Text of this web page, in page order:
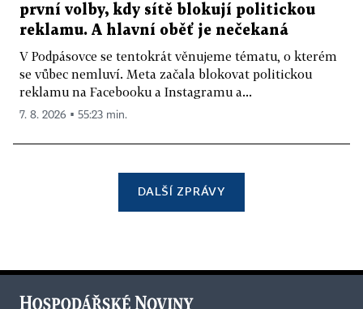
první volby, kdy sítě blokují politickou
reklamu. A hlavní oběť je nečekaná
V Podpásovce se tentokrát věnujeme tématu, o kterém
se vůbec nemluví. Meta začala blokovat politickou
reklamu na Facebooku a Instagramu a...
7. 8. 2026 ▪ 55:23 min.
DALŠÍ ZPRÁVY